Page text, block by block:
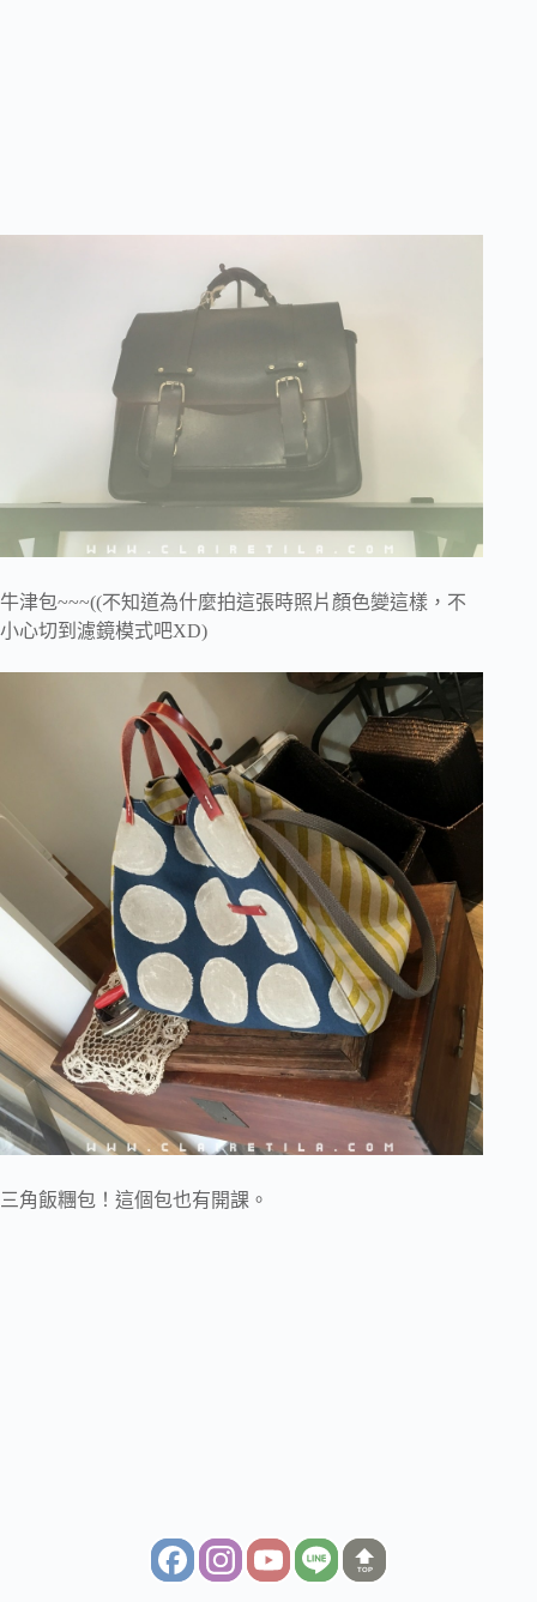
牛津包~~~((不知道為什麼拍這張時照片顏色變這樣，不
小心切到濾鏡模式吧XD)
三角飯糰包！這個包也有開課。
TOP